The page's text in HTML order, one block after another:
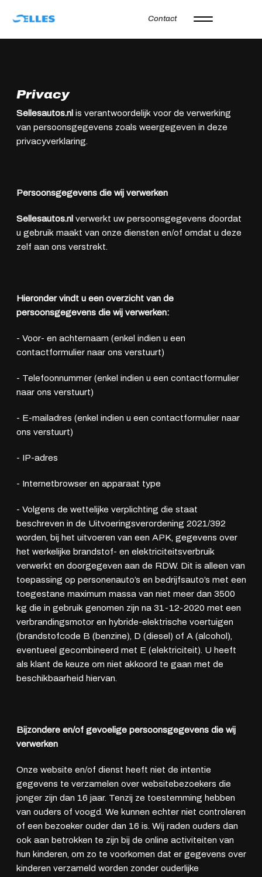
Contact
Autoverhuur
Onze merken
Diensten
Verkocht
Vacatures
Contact
Kamperzeedijk 87-89
8281 PC Genemuiden
Openingstijden showroom
Za
9:00 - 17:00
Zo
Gesloten
Openingstijden werkplaats
Ma - Vr
8:00 - 12:15 en
Za
Zo
Privacy
Sellesautos.nl is verantwoordelijk voor de verwerking
van persoonsgegevens zoals weergegeven in deze
privacyverklaring.
Persoonsgegevens die wij verwerken
Sellesautos.nl verwerkt uw persoonsgegevens doordat
u gebruik maakt van onze diensten en/of omdat u deze
zelf aan ons verstrekt.
Hieronder vindt u een overzicht van de
persoonsgegevens die wij verwerken:
- Voor- en achternaam (enkel indien u een
contactformulier naar ons verstuurt)
- Telefoonnummer (enkel indien u een contactformulier
naar ons verstuurt)
- E-mailadres (enkel indien u een contactformulier naar
ons verstuurt)
- IP-adres
- Internetbrowser en apparaat type
- Volgens de wettelijke verplichting die staat
beschreven in de Uitvoeringsverordening 2021/392
worden, bij het uitvoeren van een APK, gegevens over
het werkelijke brandstof- en elektriciteitsverbruik
verwerkt en doorgegeven aan de RDW. Dit is alleen van
toepassing op personenauto’s en bedrijfsauto’s met een
toegestane maximum massa van niet meer dan 3500
kg die in gebruik genomen zijn na 31-12-2020 met een
verbrandingsmotor en hybride-elektrische voertuigen
(brandstofcode B (benzine), D (diesel) of A (alcohol),
eventueel gecombineerd met E (elektriciteit). U heeft
als klant de keuze om niet akkoord te gaan met de
beschikbaarheid hiervan.
Bijzondere en/of gevoelige persoonsgegevens die wij
verwerken
Onze website en/of dienst heeft niet de intentie
gegevens te verzamelen over websitebezoekers die
jonger zijn dan 16 jaar. Tenzij ze toestemming hebben
van ouders of voogd. We kunnen echter niet controleren
of een bezoeker ouder dan 16 is. Wij raden ouders dan
ook aan betrokken te zijn bij de online activiteiten van
hun kinderen, om zo te voorkomen dat er gegevens over
kinderen verzameld worden zonder ouderlijke